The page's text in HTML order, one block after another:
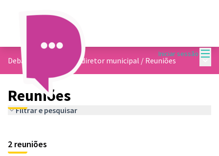
Iniciar sessão
Debate sobre o plano diretor municipal / Reuniões
Reuniões
Filtrar e pesquisar
2 reuniões